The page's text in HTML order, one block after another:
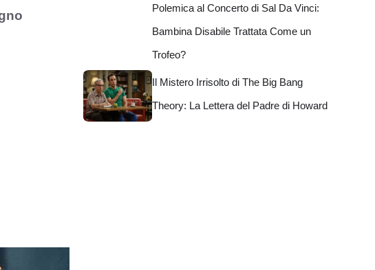
Polemica al Concerto di Sal Da Vinci:
Bambina Disabile Trattata Come un
Trofeo?
Il Mistero Irrisolto di The Big Bang
Theory: La Lettera del Padre di Howard